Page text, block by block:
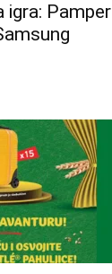
igra: Pamper